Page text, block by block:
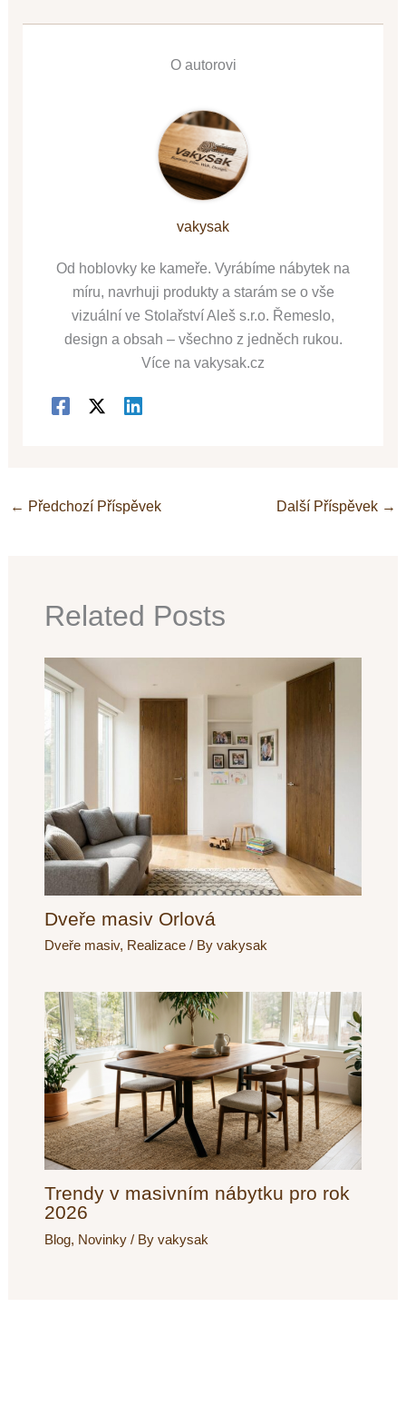
O autorovi
vakysak
Od hoblovky ke kameře. Vyrábíme nábytek na
míru, navrhuji produkty a starám se o vše
vizuální ve Stolařství Aleš s.r.o. Řemeslo,
design a obsah – všechno z jedněch rukou.
Více na vakysak.cz
← Předchozí Příspěvek Další Příspěvek →
Related Posts
Dveře masiv Orlová
Dveře masiv, Realizace/ By vakysak
Trendy v masivním nábytku pro rok
2026
Blog, Novinky/ By vakysak